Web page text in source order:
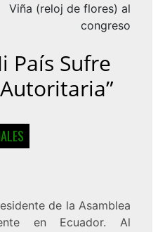
Viña (reloj de flores) al
congreso
País Sufre
de la Asamblea
en Ecuador. Al